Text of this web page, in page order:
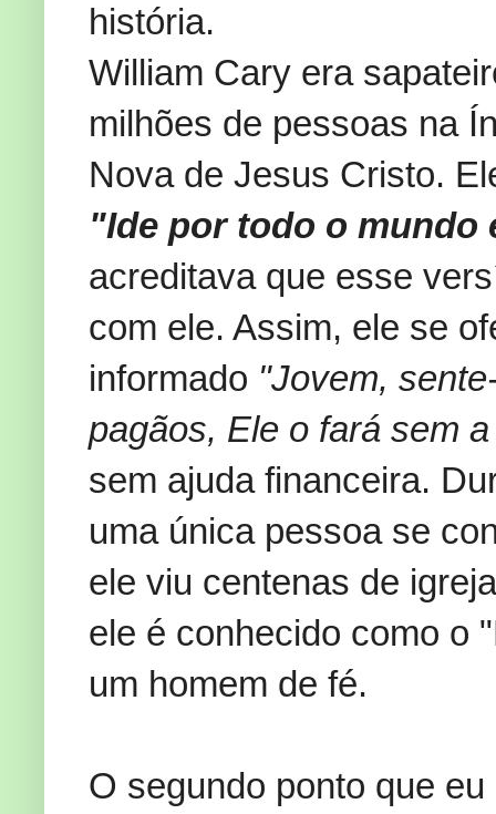
história.
William Cary era
milhões de pessoas na
Nova de Jesus Cristo.
"Ide por todo o mundo
acreditava que esse
com ele. Assim, ele se
informado "Jovem,
pagãos, Ele o fará sem
sem ajuda financeira.
uma única pessoa se
ele viu centenas de
ele é conhecido como o
um homem de fé.
O segundo ponto que